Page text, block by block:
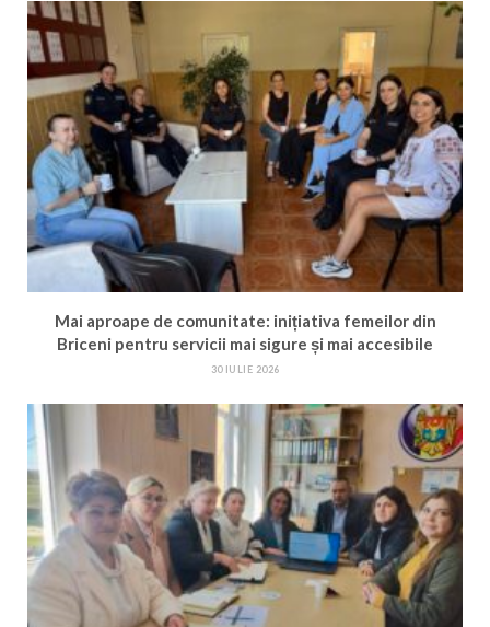
Mai aproape de comunitate: inițiativa femeilor din
Briceni pentru servicii mai sigure și mai accesibile
30 IULIE 2026